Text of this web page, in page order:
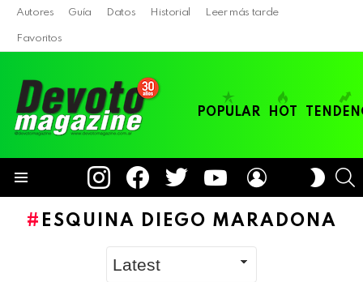
Autores Guía Datos Historial Leer más tarde
Favoritos
POPULAR HOT
instagramfacebooktwitter youtube
SKIN
ESQUINA DIEGO MARADONA